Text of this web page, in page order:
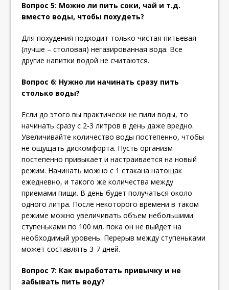
Вопрос 5: Можно ли пить соки, чай и т.д.
вместо воды, чтобы похудеть?
Для похудения подходит только чистая питьевая
(лучше – столовая) негазированная вода. Все
другие напитки водой не считаются.
Вопрос 6: Нужно ли начинать сразу пить
столько воды?
Если до этого вы практически не пили воды, то
начинать сразу с 2-3 литров в день даже вредно.
Увеличивайте количество воды постепенно, чтобы
не ощущать дискомфорта. Пусть организм
постепенно привыкает и настраивается на новый
режим. Начинать можно с 1 стакана натощак
ежедневно, и такого же количества между
приемами пищи. В день будет получаться около
одного литра. После некоторого времени в таком
режиме можно увеличивать объем небольшими
ступеньками по 100 мл, пока он не выйдет на
необходимый уровень. Перерыв между ступеньками
может составлять 3-7 дней.
Вопрос 7: Как выработать привычку и не
забывать пить воду?